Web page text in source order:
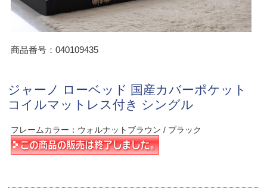
商品番号：040109435
ジャーノ ローベッド 国産カバーポケット
コイルマットレス付き シングル
フレームカラー：ウォルナットブラウン / ブラック